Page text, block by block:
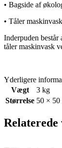
• Bagside af
• Tåler maskinvask
Inderpuden
tåler maskinvask
Yderligere
Vægt
3 kg
Størrelse 50 × 50